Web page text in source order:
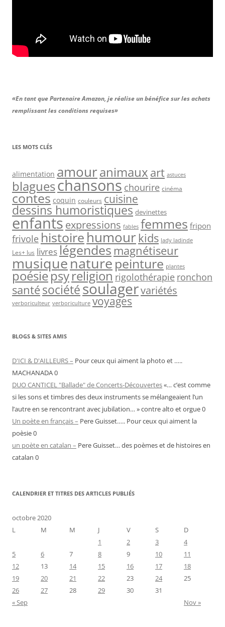
«En tant que Partenaire Amazon, je réalise un bénéfice sur les achats
remplissant les conditions requises»
LES MOTS CLÉS
alimentation amouranimaux art astuces
blagueschansons chourire cinéma
contes coquin couleurs cuisine
dessins humoristiques devinettes
enfantsexpressions fables femmes fripon
frivole histoire humour kids lady ladinde
Les+ lus livreslégendes magnétiseur
musiquenature peinture plantes
poésiepsyreligion rigolothérapie ronchon
santésociétésoulagervariétés
verboriculteur verboriculture voyages
BLOGS & SITES AMIS
D'ICI & D'AILLEURS – Pour ceux qui aiment la photo et …..
MACHANADA 0
DUO CANTICEL "Ballade" de Concerts-Découvertes«… c’est comme
si les sons et timbres des deux instruments se mélangeaient l’un
l’autre en se rencontrant avec jubilation… » contre alto et orgue 0
Un poète en français – Pere Guisset….. Pour ceux qui aiment la
poèsie 0
un poète en catalan – Pere Guisset… des poèmes et de histoires en
catalan 0
CALENDRIER ET TITRES DES ARTICLES PUBLIÉS
octobre 2020
L
M M J V S
D
1
2 3
4
5
6 7 8 9 10
11
12
13 14 15 16 17
18
19
20 21 22 23 24
25
26
27 28 29 30
31
« Sep
Nov »